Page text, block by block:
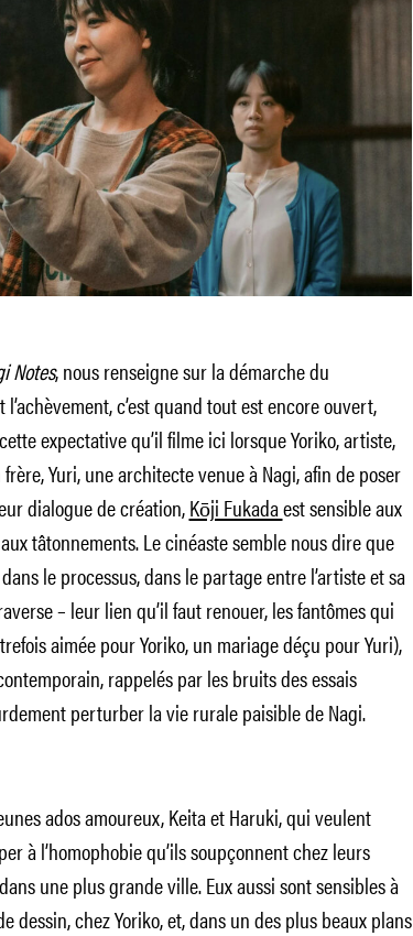
Notes, nous renseigne sur la démarche du
c’est quand tout est encore ouvert,
expectative qu’il filme ici lorsque Yoriko, artiste,
Yuri, une architecte venue à Nagi, afin de poser
dialogue de création,Kōji Fukadaest sensible aux
tâtonnements. Le cinéaste semble nous dire que
le processus, dans le partage entre l’artiste et sa
– leur lien qu’il faut renouer, les fantômes qui
aimée pour Yoriko, un mariage déçu pour Yuri),
rappelés par les bruits des essais
perturber la vie rurale paisible de Nagi.
ados amoureux, Keita et Haruki, qui veulent
à l’homophobie qu’ils soupçonnent chez leurs
une plus grande ville. Eux aussi sont sensibles à
dessin, chez Yoriko, et, dans un des plus beaux plans